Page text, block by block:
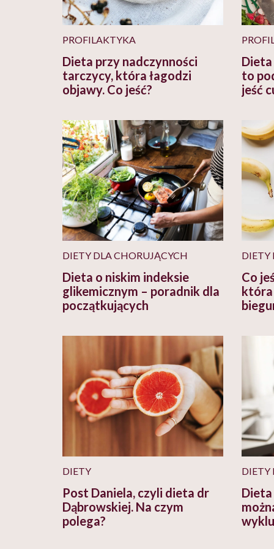
PROFILAKTYKA
Dieta przy nadczynności
tarczycy, która łagodzi
objawy. Co jeść?
to
jeść
DIETY DLA CHORUJĄCYCH
Dieta o niskim indeksie
glikemicznym – poradnik dla
początkujących
DIETY
Co
która
DIETY
Post Daniela, czyli dieta dr
Dąbrowskiej. Na czym
polega?
DIETY